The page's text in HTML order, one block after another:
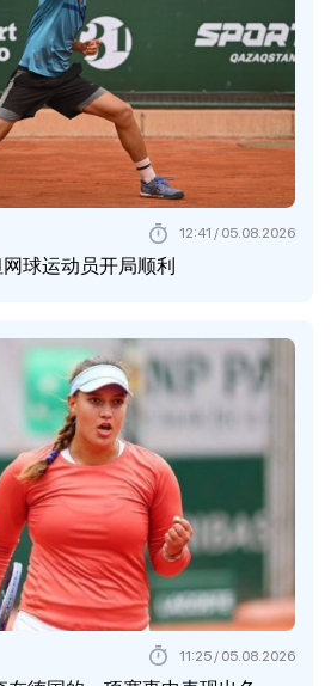
球运动员开局顺利
12:41 / 05.08.2026
11:25 / 05.08.2026